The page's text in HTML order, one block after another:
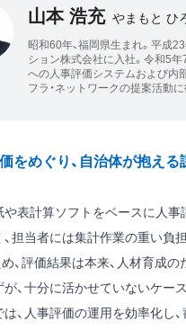
山本 浩充 やまもと ひ
昭和60年、福岡県生まれ。平成
ション株式会社に入社。令和5
への人事評価システムおよび内
フラ・ネットワークの提案活動に
をめぐり、自治体が抱える
表計算ソフトをベースに人事
担当者には集計作業の重い負
、評価結果は本来、人材育成
が、十分に活かせていないケー
は、人事評価の運用を効率化し